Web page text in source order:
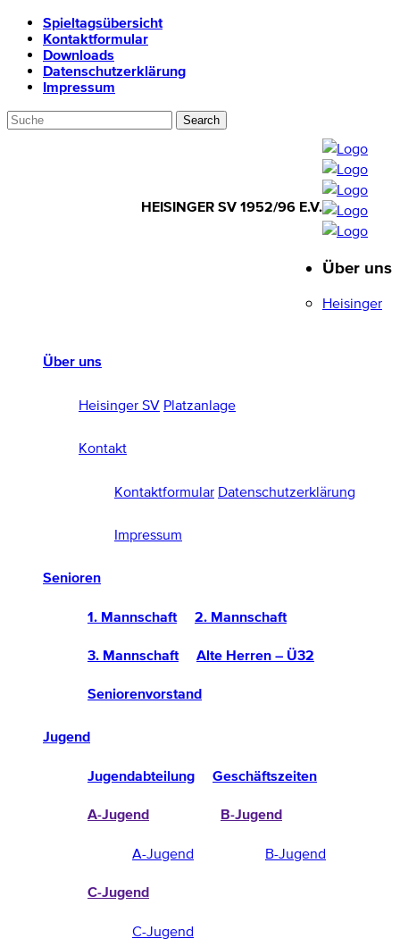
Spieltagsübersicht
Kontaktformular
Downloads
Datenschutzerklärung
Impressum
HEISINGER SV 1952/96 E.V.
1952/96 E.V.
Über uns
Heisinger SV Platzanlage
Kontakt
Kontaktformular Datenschutzerklärung
Impressum
Senioren
1. Mannschaft 2. Mannschaft
3. Mannschaft Alte Herren – Ü32
Seniorenvorstand
Jugend
Jugendabteilung Geschäftszeiten
A-Jugend
A-Jugend
B-Jugend
B-Jugend
C-Jugend
C-Jugend
Über uns
Heisinger